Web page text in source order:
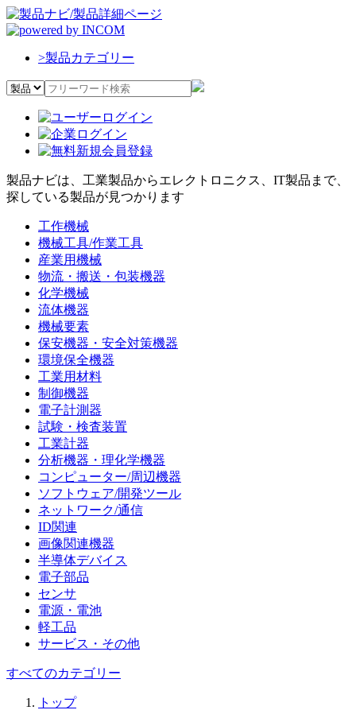
>製品カテゴリー
製品ナビは、工業製品からエレクトロニクス、IT製品まで、
探している製品が見つかります
工作機械
機械工具/作業工具
産業用機械
物流・搬送・包装機器
化学機械
流体機器
機械要素
保安機器・安全対策機器
環境保全機器
工業用材料
制御機器
電子計測器
試験・検査装置
工業計器
分析機器・理化学機器
コンピューター/周辺機器
ソフトウェア/開発ツール
ネットワーク/通信
ID関連
画像関連機器
半導体デバイス
電子部品
センサ
電源・電池
軽工品
サービス・その他
すべてのカテゴリー
トップ